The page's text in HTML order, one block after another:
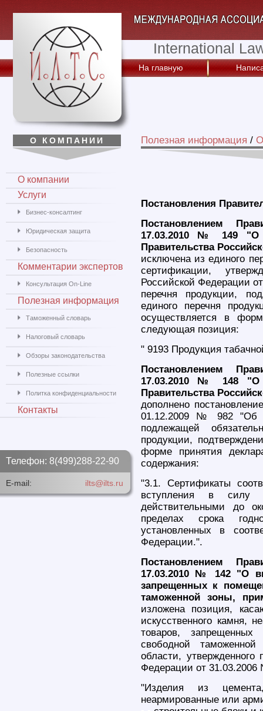
International
На главную
Полезная информация /
Постановления
Постановлением
17.03.2010 № 149 "О
Правительства
исключена из единого
сертификации,
Российской Федерации
перечня продукции,
единого перечня
осуществляется в
следующая позиция:
" 9193 Продукция
Постановлением
17.03.2010 № 148 "О
Правительства
дополнено
01.12.2009 № 982 "Об
подлежащей
продукции,
форме принятия
содержания:
"3.1. Сертификаты
вступления в силу
действительными до
пределах срока
установленных в
Федерации.".
Постановлением
17.03.2010 № 142 "О
запрещенных к
таможенной зоны,
изложена позиция,
искусственного камня,
товаров,
свободной
области, утвержденного
Федерации от
"Изделия из
неармированные или
О КОМПАНИИ
О компании
Услуги
Бизнес-консалтинг
Юридическая защита
Безопасность
Комментарии экспертов
Консультация On-Line
Полезная информация
Таможенный словарь
Налоговый словарь
Обзоры законодательства
Полезные ссылки
Политка конфиденциальности
Контакты
Телефон: 8(499)288-22-90
E-mail: ilts@ilts.ru